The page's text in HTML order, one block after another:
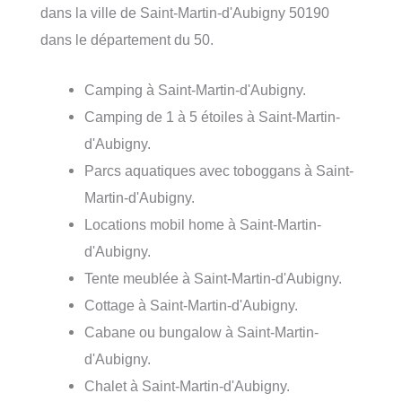
dans la ville de Saint-Martin-d'Aubigny 50190
dans le département du 50.
Camping à Saint-Martin-d'Aubigny.
Camping de 1 à 5 étoiles à Saint-Martin-
d'Aubigny.
Parcs aquatiques avec toboggans à Saint-
Martin-d'Aubigny.
Locations mobil home à Saint-Martin-
d'Aubigny.
Tente meublée à Saint-Martin-d'Aubigny.
Cottage à Saint-Martin-d'Aubigny.
Cabane ou bungalow à Saint-Martin-
d'Aubigny.
Chalet à Saint-Martin-d'Aubigny.